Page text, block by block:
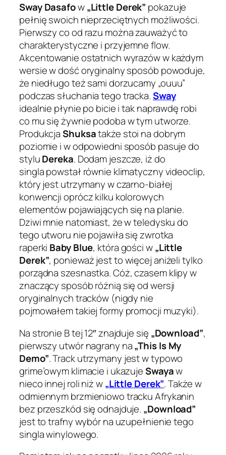
Sway Dasafow„Little Derek” pokazuje
pełnię swoich nieprzeciętnych możliwości.
Pierwszy co od razu można zauważyć to
charakterystyczne i przyjemne flow.
Akcentowanie ostatnich wyrazów w każdym
wersie w dość oryginalny sposób powoduje,
że niedługo też sami dorzucamy „ouuu”
podczas słuchania tego tracka.Sway
idealnie płynie po bicie i tak naprawdę robi
co mu się żywnie podoba w tym utworze.
ProdukcjaShuksatakże stoi na dobrym
poziomie i w odpowiedni sposób pasuje do
styluDereka. Dodam jeszcze, iż do
singla powstał równie klimatyczny videoclip,
który jest utrzymany w czarno-białej
konwencji oprócz kilku kolorowych
elementów pojawiających się na planie.
Dziwi mnie natomiast, że w teledysku do
tego utworu nie pojawiła się zwrotka
raperki Baby Blue, która gości w„Little
Derek”, ponieważ jest to więcej aniżeli tylko
porządna szesnastka. Cóż, czasem klipy w
znaczący sposób różnią się od wersji
oryginalnych tracków (nigdy nie
pojmowałem takiej formy promocji muzyki).
Na stronie B tej 12″ znajduje się „Download”,
pierwszy utwór nagrany na„This Is My
Demo”. Track utrzymany jest w typowo
grime’owym klimacie i ukazujeSwayaw
nieco innej roli niż w„Little Derek”. Także w
odmiennym brzmieniowo tracku Afrykanin
bez przeszkód się odnajduje. „Download”
jest to trafny wybór na uzupełnienie tego
singla winylowego.